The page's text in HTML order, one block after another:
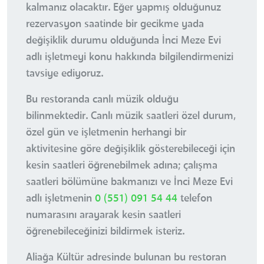
kalmanız olacaktır. Eğer yapmış olduğunuz
rezervasyon saatinde bir gecikme yada
değişiklik durumu olduğunda İnci Meze Evi
adlı işletmeyi konu hakkında bilgilendirmenizi
tavsiye ediyoruz.
Bu restoranda canlı müzik olduğu
bilinmektedir. Canlı müzik saatleri özel durum,
özel gün ve işletmenin herhangi bir
aktivitesine göre değişiklik gösterebileceği için
kesin saatleri öğrenebilmek adına; çalışma
saatleri bölümüne bakmanızı ve İnci Meze Evi
adlı işletmenin 0 (551) 091 54 44 telefon
numarasını arayarak kesin saatleri
öğrenebileceğinizi bildirmek isteriz.
Aliağa Kültür adresinde bulunan bu restoran